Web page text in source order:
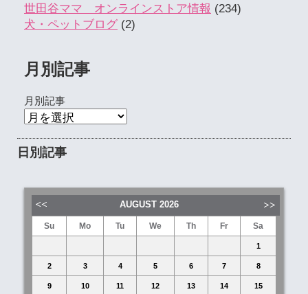
世田谷ママ オンラインストア情報 (234)
犬・ペットブログ (2)
月別記事
月別記事
日別記事
AUGUST 2026
Su Mo Tu We Th Fr Sa
1
2 3 4 5 6 7 8
9 10 11 12 13 14 15